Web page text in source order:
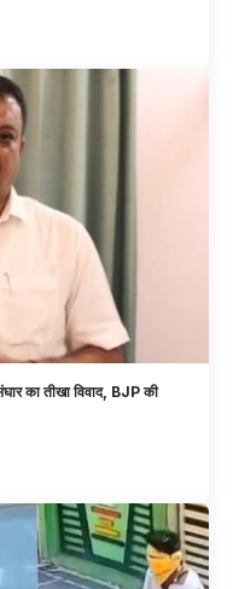
का तीखा विवाद, BJP की